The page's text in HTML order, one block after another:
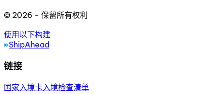
© 2026 - 保留所有权利
使用以下构建
ShipAhead
链接
国家 入境卡入境检查清单